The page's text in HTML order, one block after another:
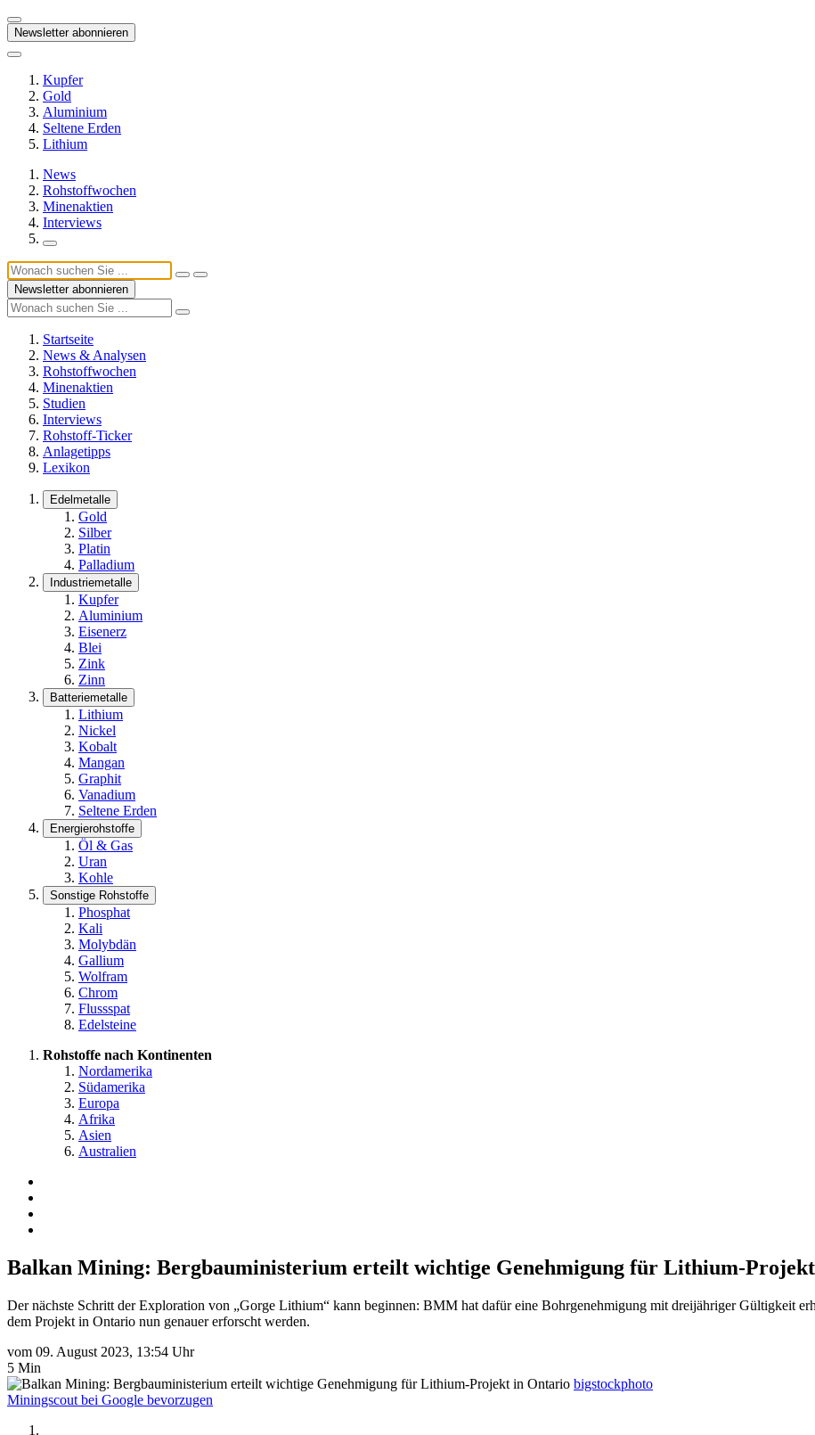
Newsletter abonnieren
Kupfer
Gold
Aluminium
Seltene Erden
Lithium
News
Rohstoffwochen
Minenaktien
Interviews
Newsletter abonnieren
Startseite
News & Analysen
Rohstoffwochen
Minenaktien
Studien
Interviews
Rohstoff-Ticker
Anlagetipps
Lexikon
Edelmetalle
Gold
Silber
Platin
Palladium
Industriemetalle
Kupfer
Aluminium
Eisenerz
Blei
Zink
Zinn
Batteriemetalle
Lithium
Nickel
Kobalt
Mangan
Graphit
Vanadium
Seltene Erden
Energierohstoffe
Öl & Gas
Uran
Kohle
Sonstige Rohstoffe
Phosphat
Kali
Molybdän
Gallium
Wolfram
Chrom
Flussspat
Edelsteine
Rohstoffe nach Kontinenten
Nordamerika
Südamerika
Europa
Afrika
Asien
Australien
Balkan Mining: Bergbauministerium erteilt wichtige Genehmigung für Lithium-
Der nächste Schritt der Exploration von „Gorge Lithium“ kann beginnen: BMM hat dafür eine Bohrgenehmigung mit dreijähriger Gültigkeit
dem Projekt in Ontario nun genauer erforscht werden.
vom 09. August 2023, 13:54 Uhr
5 Min
bigstockphoto
Miningscout bei Google bevorzugen